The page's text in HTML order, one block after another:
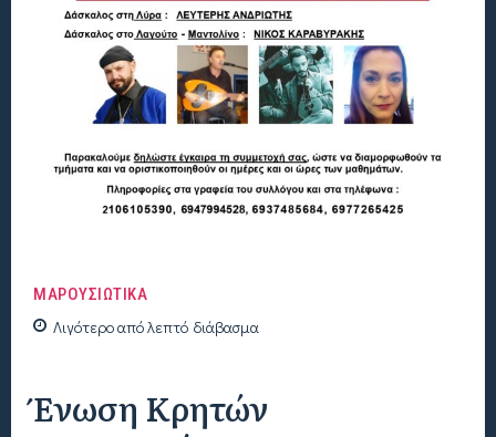
ΜΑΡΟΥΣΙΩΤΙΚΑ
Λιγότερο απόλεπτό διάβασμα
Ένωση Κρητών